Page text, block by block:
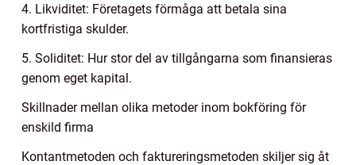
4. Likviditet: Företagets förmåga att betala sina
kortfristiga skulder.
5. Soliditet: Hur stor del av tillgångarna som finansieras
genom eget kapital.
Skillnader mellan olika metoder inom bokföring för
enskild firma
Kontantmetoden och faktureringsmetoden skiljer sig åt